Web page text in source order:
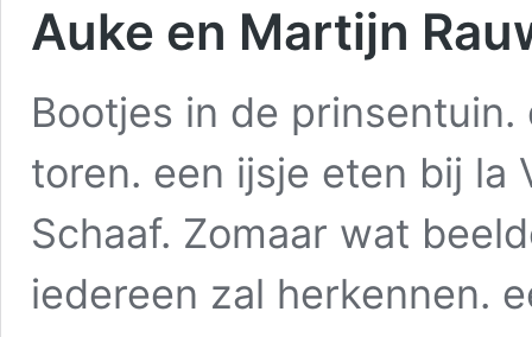
Auke en Martijn
Bootjes in de
toren. een ijsje eten bij la
Schaaf. Zomaar wat
iedereen zal herkennen.